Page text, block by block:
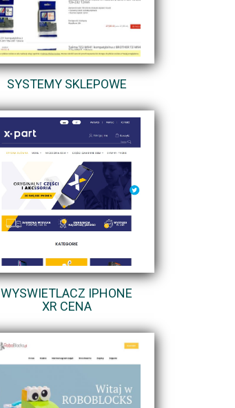
SYSTEMY SKLEPOWE
WYSWIETLACZ IPHONE
XR CENA